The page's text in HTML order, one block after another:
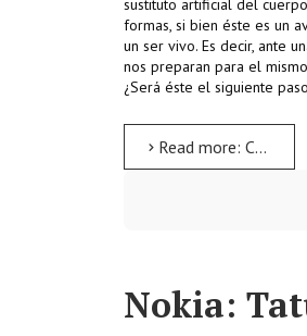
sustituto artificial del
formas, si bien éste es un
un ser vivo. Es decir, ante
nos preparan para el
¿Será éste el siguiente
Read more: Crash Test, mejor cadáveres que dummies
Nokia: